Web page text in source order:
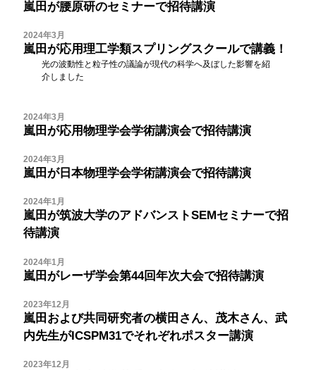
嵐田が腰原研のセミナーで招待講演
2024年3月
嵐田が応用理工学類スプリングスクールで講義！
光の波動性と粒子性の議論が現代の科学へ及ぼした影響を紹
介しました
2024年3月
嵐田が応用物理学会学術講演会で招待講演
2024年3月
嵐田が日本物理学会学術講演会で招待講演
2024年1月
嵐田が筑波大学のアドバンストSEMセミナーで招
待講演
2024年1月
嵐田がレーザ学会第44回年次大会で招待講演
2023年12月
嵐田および共同研究者の横田さん、茂木さん、武
内先生がICSPM31でそれぞれポスター講演
2023年12月